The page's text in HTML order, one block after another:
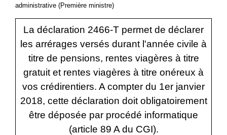
administrative (Première ministre)
La déclaration 2466-T permet de déclarer
les arrérages versés durant l'année civile à
titre de pensions, rentes viagères à titre
gratuit et rentes viagères à titre onéreux à
vos crédirentiers. A compter du 1er janvier
2018, cette déclaration doit obligatoirement
être déposée par procédé informatique
(article 89 A du CGI).